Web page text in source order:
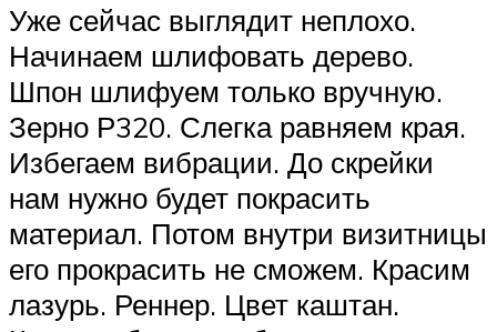
Уже сейчас выглядит неплохо.
Начинаем шлифовать дерево.
Шпон шлифуем только вручную.
Зерно Р320. Слегка равняем края.
Избегаем вибрации. До скрейки
нам нужно будет покрасить
материал. Потом внутри визитницы
его прокрасить не сможем. Красим
лазурь. Реннер. Цвет каштан.